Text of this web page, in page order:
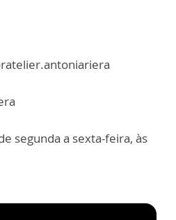
segunda a sexta-feira, às